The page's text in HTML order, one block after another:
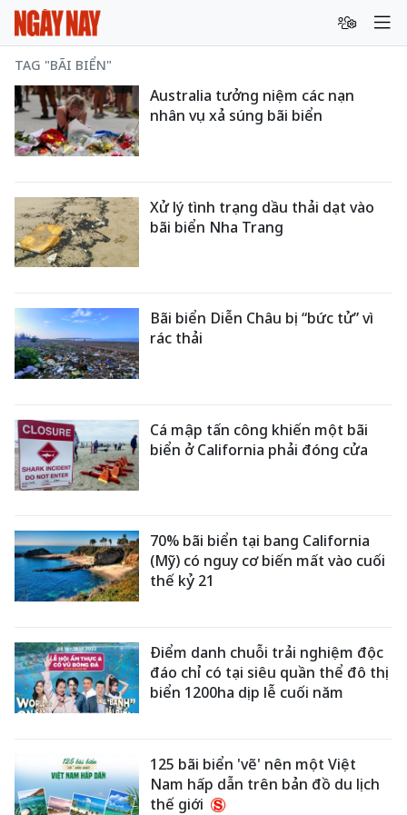
TAG "BÃI BIỂN"
Australia tưởng niệm các nạn
nhân vụ xả súng bãi biển
Xử lý tình trạng dầu thải dạt vào
bãi biển Nha Trang
Bãi biển Diễn Châu bị “bức tử” vì
rác thải
Cá mập tấn công khiến một bãi
biển ở California phải đóng cửa
70% bãi biển tại bang California
(Mỹ) có nguy cơ biến mất vào cuối
thế kỷ 21
Điểm danh chuỗi trải nghiệm độc
đáo chỉ có tại siêu quần thể đô thị
biển 1200ha dịp lễ cuối năm
125 bãi biển 'vẽ' nên một Việt
Nam hấp dẫn trên bản đồ du lịch
thế giới